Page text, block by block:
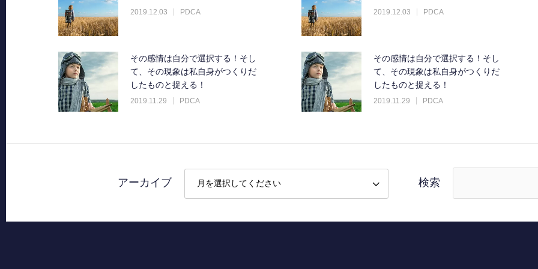
2019.12.03 PDCA
その感情は自分で選択する！そし
て、その現象は私自身がつくりだ
したものと捉える！
2019.11.29 PDCA
2019.12.03 PDCA
その感情は自分で選択する！そし
て、その現象は私自身がつくりだ
したものと捉える！
2019.11.29 PDCA
アーカイブ 検索